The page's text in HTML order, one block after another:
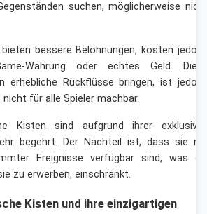
suchen, möglicherweise
bessere Belohnungen, kosten
Währung oder echtes Geld.
erhebliche Rückflüsse bringen, ist
für alle Spieler machbar.
Kisten sind aufgrund ihrer
begehrt. Der Nachteil ist, dass sie
Ereignisse verfügbar sind, was
zu erwerben, einschränkt.
Kisten und ihre einzigartigen